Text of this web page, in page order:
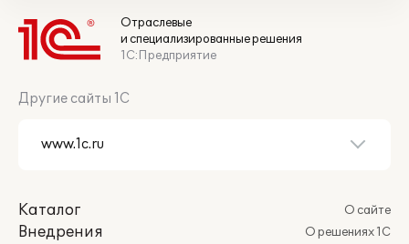
Отраслевые
и специализированные решения
1С:Предприятие
Другие сайты 1С
Каталог
Внедрения
О сайте
О решениях 1С